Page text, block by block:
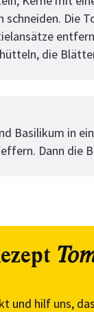
Die
die
Basilikum in
Dann die
und hilf uns,